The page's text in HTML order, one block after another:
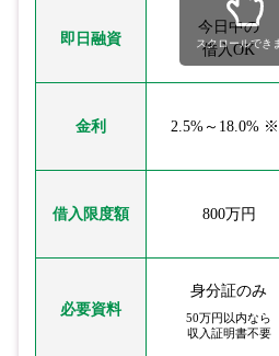
即日融資
今日中の
借入OK
金利 2.5%～18.0%
借入限度額 800万円
必要資料
身分証のみ
50万円以内なら
収入証明書不要
スクロールでき